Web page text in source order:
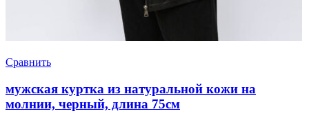
Сравнить
мужская куртка из натуральной кожи на
молнии, черный, длина 75см